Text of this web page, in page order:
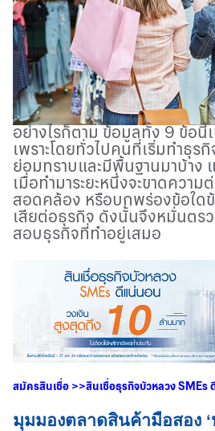
อย่างไรก็ตาม ข้อมูลทั้ง 9 ข้อ
เพราะโดยทั่วไปคนที่เริ่มทำธุร
ย่อมทราบและมีพื้นฐานมาบ้าง
เมื่อทำมาระยะหนึ่งจะขาดความ
สอดคล้อง หรือบกพร่องข้อใด
เสียต่อธุรกิจ ดังนั้นจึงหมั่นตร
สอบธุรกิจที่ทำอยู่เสมอ
สมัครสินเชื่อ >>สินเชื่อธุรกิจบัวหลวงSMEs
มุมมองตลาดสินค้ามือสอง ‘